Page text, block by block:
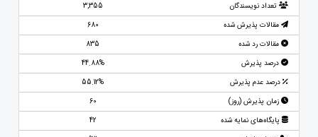
تعداد نویسندگان
3,355
مقالات پذیرش شده
680
مقالات رد شده
835
درصد پذیرش
44.88%
درصد عدم پذیرش
55.12%
زمان پذیرش (روز)
60
پایگاه‌های نمایه شده
42